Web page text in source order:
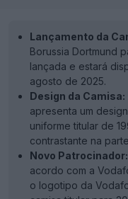
Lançamento da
Borussia Dortmund
lançada e estará
agosto de 2025.
Design da Camisa:
apresenta um
uniforme titular de
contrastante na
Novo Patrocinador:
acordo com a
o logotipo da